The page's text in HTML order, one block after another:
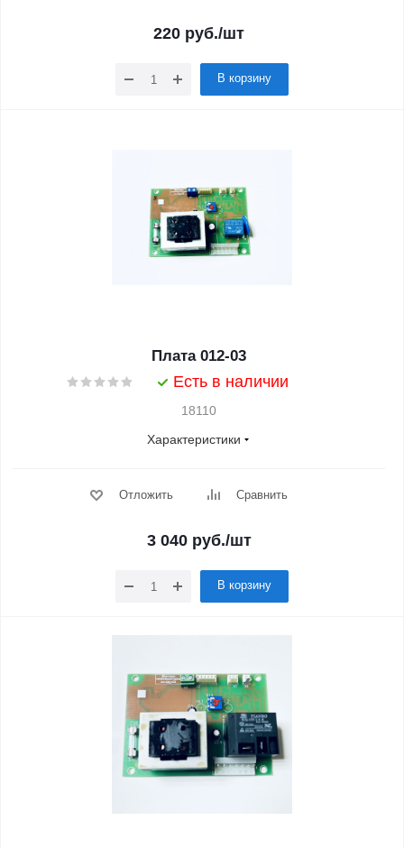
220 руб./шт
В корзину
Плата 012-03
Есть в наличии
18110
Характеристики
Отложить Сравнить
3 040руб./шт
В корзину